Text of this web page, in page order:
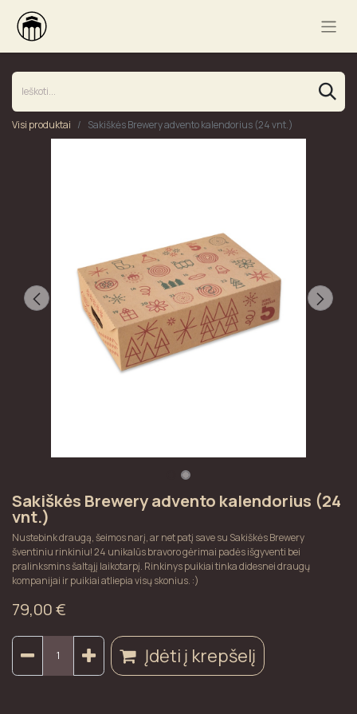
Visi produktai Sakiškės Brewery advento kalendorius (24 vnt.)
Sakiškės Brewery advento kalendorius (24
vnt.)
Nustebink draugą, šeimos narį, ar net patį save su Sakiškės Brewery
šventiniu rinkiniu! 24 unikalūs bravoro gėrimai padės išgyventi bei
pralinksmins šaltąjį laikotarpį. Rinkinys puikiai tinka didesnei draugų
kompanijai ir puikiai atliepia visų skonius. :)
79,00€
Įdėti į krepšelį